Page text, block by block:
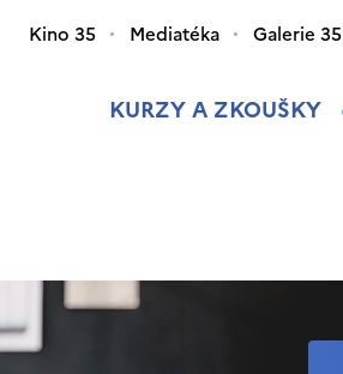
KURZY A ZKOUŠKY
Kino 35 Mediatéka Galerie 35